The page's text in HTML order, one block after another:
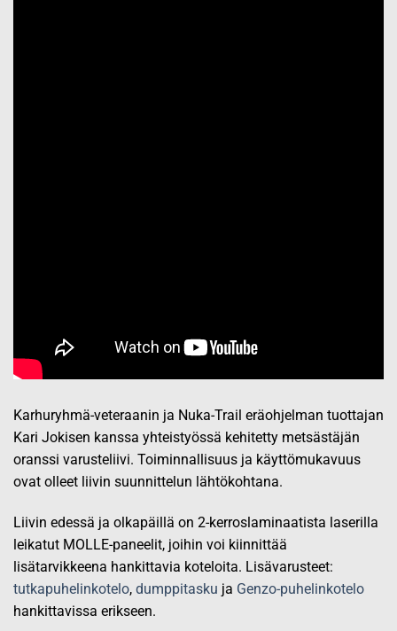
Karhuryhmä-veteraanin ja Nuka-Trail eräohjelman tuottajan
Kari Jokisen kanssa yhteistyössä kehitetty metsästäjän
oranssi varusteliivi. Toiminnallisuus ja käyttömukavuus
ovat olleet liivin suunnittelun lähtökohtana.
Liivin edessä ja olkapäillä on 2-kerroslaminaatista laserilla
leikatut MOLLE-paneelit, joihin voi kiinnittää
lisätarvikkeena hankittavia koteloita. Lisävarusteet:
tutkapuhelinkotelo, dumppitasku ja Genzo-puhelinkotelo
hankittavissa erikseen.